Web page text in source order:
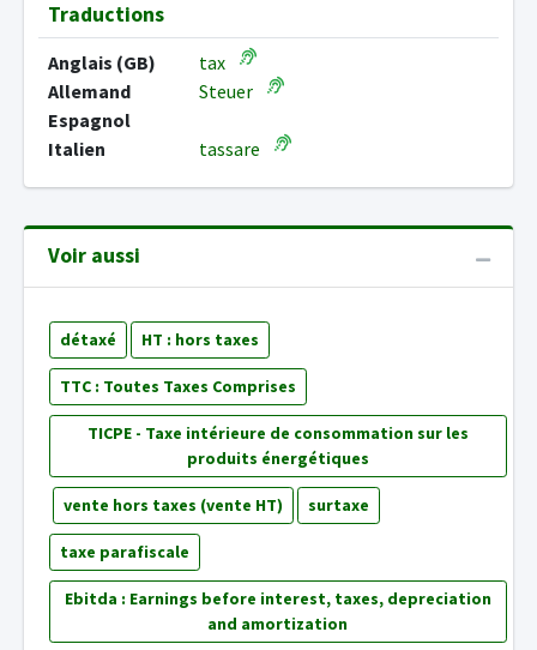
Traductions
Anglais (GB)
tax
Allemand
Steuer
Espagnol
Italien
tassare
Voir aussi
détaxé HT : hors taxes
TTC : Toutes Taxes Comprises
TICPE - Taxe intérieure de consommation sur les
produits énergétiques
vente hors taxes (vente HT) surtaxe
taxe parafiscale
Ebitda : Earnings before interest, taxes, depreciation
and amortization